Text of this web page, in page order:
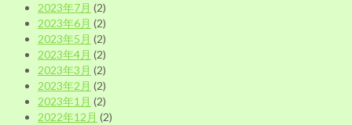
2023年7月 (2)
2023年6月 (2)
2023年5月 (2)
2023年4月 (2)
2023年3月 (2)
2023年2月 (2)
2023年1月 (2)
2022年12月 (2)